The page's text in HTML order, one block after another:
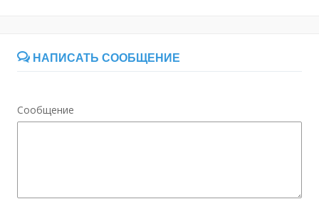
НАПИСАТЬ СООБЩЕНИЕ
Сообщение